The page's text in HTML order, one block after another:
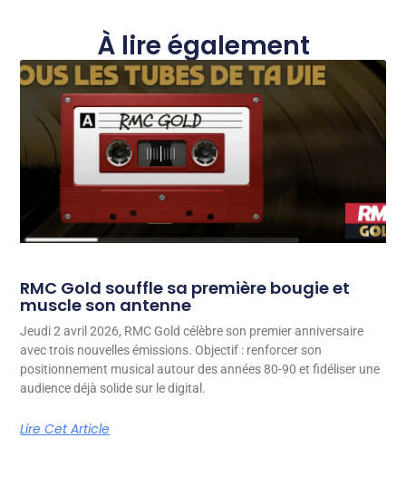
À lire également
RMC Gold souffle sa première bougie et
muscle son antenne
Jeudi 2 avril 2026, RMC Gold célèbre son premier anniversaire
avec trois nouvelles émissions. Objectif : renforcer son
positionnement musical autour des années 80-90 et fidéliser une
audience déjà solide sur le digital.
Lire Cet Article